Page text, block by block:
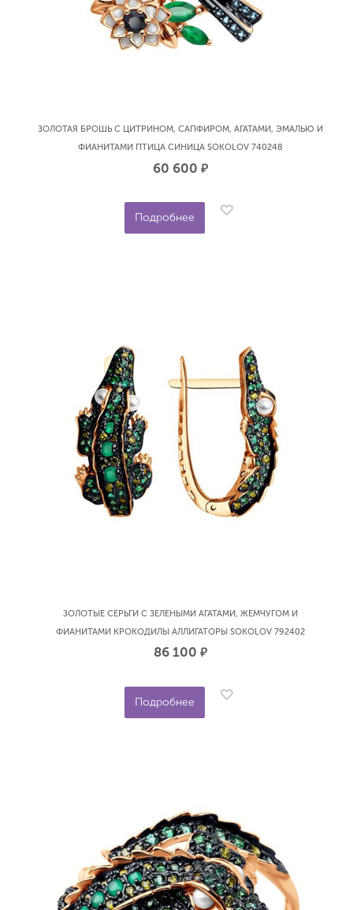
ЗОЛОТАЯ БРОШЬ С ЦИТРИНОМ, САПФИРОМ, АГАТАМИ, ЭМАЛЬЮ И
ФИАНИТАМИ ПТИЦА СИНИЦА SOKOLOV 740248
60 600 р.
Подробнее
ЗОЛОТЫЕ СЕРЬГИ С ЗЕЛЕНЫМИ АГАТАМИ, ЖЕМЧУГОМ И
ФИАНИТАМИ КРОКОДИЛЫ АЛЛИГАТОРЫ SOKOLOV 792402
86 100 р.
Подробнее